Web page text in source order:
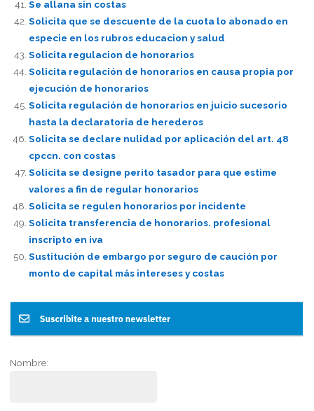
Se allana sin costas
Solicita que se descuente de la cuota lo abonado en
especie en los rubros educacion y salud
Solicita regulacion de honorarios
Solicita regulación de honorarios en causa propia por
ejecución de honorarios
Solicita regulación de honorarios en juicio sucesorio
hasta la declaratoria de herederos
Solicita se declare nulidad por aplicación del art. 48
cpccn. con costas
Solicita se designe perito tasador para que estime
valores a fin de regular honorarios
Solicita se regulen honorarios por incidente
Solicita transferencia de honorarios. profesional
inscripto en iva
Sustitución de embargo por seguro de caución por
monto de capital más intereses y costas
Nombre: